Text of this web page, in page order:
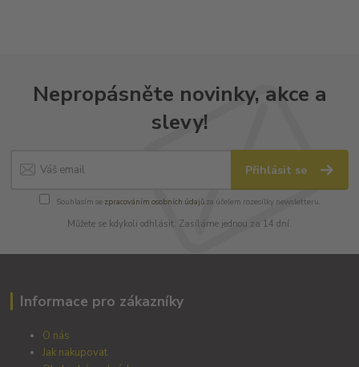
Nepropásněte novinky, akce a
slevy!
Přihlásit se
Souhlasím se zpracováním osobních údajůza účelem rozesílky newsletteru.
Můžete se kdykoli odhlásit. Zasíláme jednou za 14 dní.
Informace pro zákazníky
O nás
Jak nakupovat